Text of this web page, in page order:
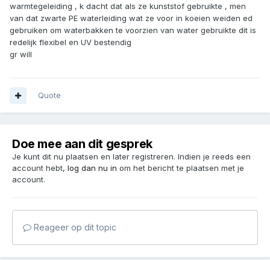
warmtegeleiding , k dacht dat als ze kunststof gebruikte , men
van dat zwarte PE waterleiding wat ze voor in koeien weiden ed
gebruiken om waterbakken te voorzien van water gebruikte dit is
redelijk flexibel en UV bestendig
gr will
Quote
Doe mee aan dit gesprek
Je kunt dit nu plaatsen en later registreren. Indien je reeds een
account hebt, log dan nu in om het bericht te plaatsen met je
account.
Reageer op dit topic